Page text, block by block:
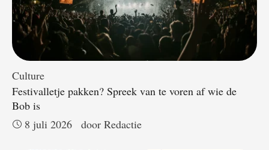
Culture
Festivalletje pakken? Spreek van te voren af wie de
Bob is
8 juli 2026
door Redactie